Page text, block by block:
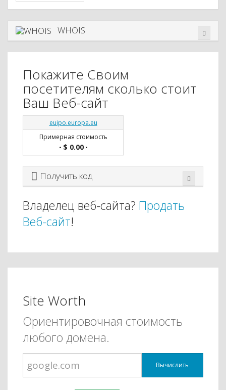
WHOIS
Покажите Своим
посетителям сколько стоит
Ваш Веб-сайт
euipo.europa.eu
Примерная стоимость
• $ 0.00•
Получить код
Владелец веб-сайта? Продать
Веб-сайт!
Site Worth
Ориентировочная стоимость
любого домена.
Вычислить